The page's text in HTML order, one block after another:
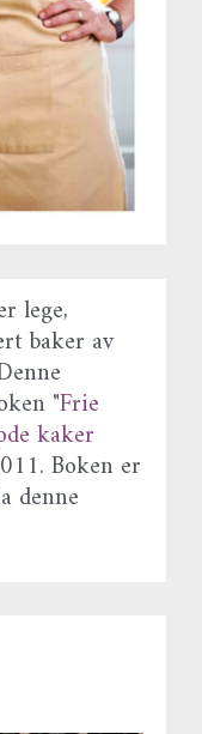
lege,
baker av
"Frie
kaker
Boken er
denne